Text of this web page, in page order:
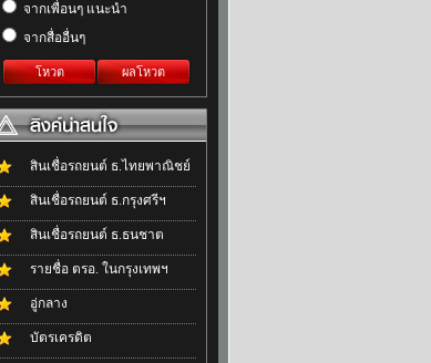
จากเพื่อนๆ แนะนำ
จากสื่ออื่นๆ
โหวต ผลโหวต
สินเชื่อรถยนต์ ธ.ไทยพาณิชย์
สินเชื่อรถยนต์ ธ.กรุงศรีฯ
สินเชื่อรถยนต์ ธ.ธนชาต
รายชื่อ ตรอ. ในกรุงเทพฯ
อู่กลาง
บัตรเครดิต